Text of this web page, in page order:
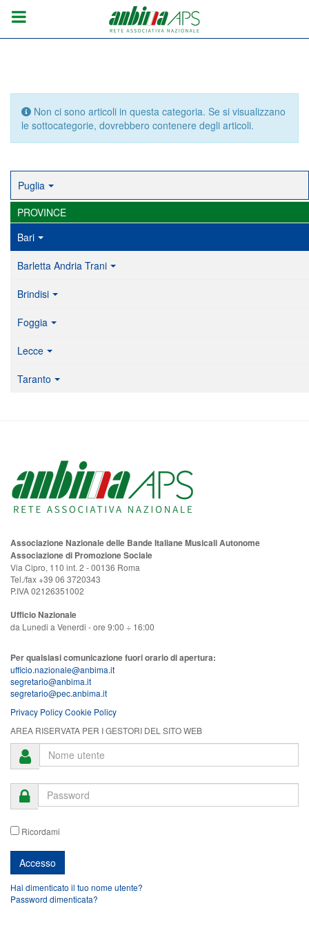
Info
Non ci sono articoli in questa categoria. Se si visualizzano
le sottocategorie, dovrebbero contenere degli articoli.
Puglia
PROVINCE
Bari
Barletta Andria Trani
Brindisi
Foggia
Lecce
Taranto
Associazione Nazionale delle Bande Italiane Musicali Autonome
Associazione di Promozione Sociale
Via Cipro, 110 int. 2 - 00136 Roma
Tel./fax +39 06 3720343
P.IVA 02126351002
Ufficio Nazionale
da Lunedi a Venerdi - ore 9:00 ÷ 16:00
Per qualsiasi comunicazione fuori orario di apertura:
ufficio.nazionale@anbima.it
segretario@anbima.it
segretario@pec.anbima.it
Privacy PolicyCookie Policy
AREA RISERVATA PER I GESTORI DEL SITO WEB
Ricordami
Hai dimenticato il tuo nome utente?
Password dimenticata?